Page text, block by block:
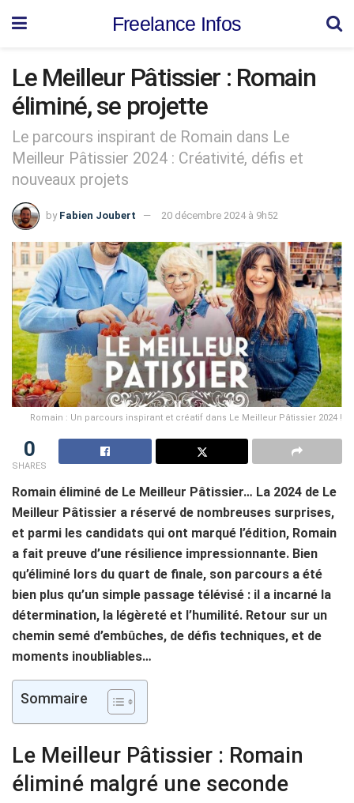
Freelance Infos
Le Meilleur Pâtissier : Romain
éliminé, se projette
Le parcours inspirant de Romain dans Le
Meilleur Pâtissier 2024 : Créativité, défis et
nouveaux projets
by Fabien Joubert 20 décembre 2024 à 9h52
Romain : Un parcours inspirant et créatif dans Le Meilleur Pâtissier 2024 !
0
SHARES
Romain éliminé de Le Meilleur Pâtissier… La 2024 de Le
Meilleur Pâtissier a réservé de nombreuses surprises,
et parmi les candidats qui ont marqué l’édition, Romain
a fait preuve d’une résilience impressionnante. Bien
qu’éliminé lors du quart de finale, son parcours a été
bien plus qu’un simple passage télévisé : il a incarné la
détermination, la légèreté et l’humilité. Retour sur un
chemin semé d’embûches, de défis techniques, et de
moments inoubliables…
Sommaire
Le Meilleur Pâtissier : Romain
éliminé malgré une seconde